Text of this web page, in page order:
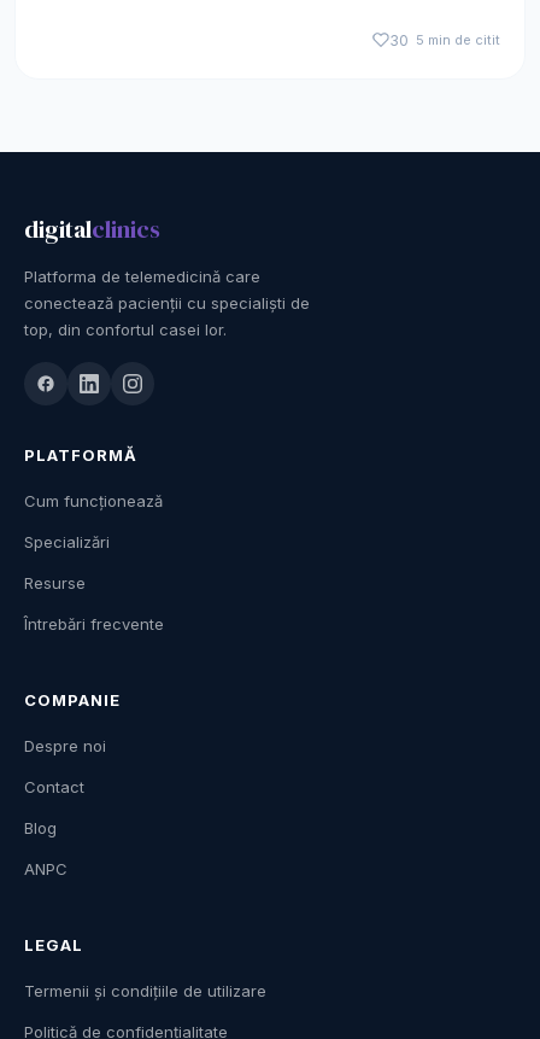
30 5 min de citit
digitalclinics
Platforma de telemedicină care
conectează pacienții cu specialiști de
top, din confortul casei lor.
PLATFORMĂ
Cum funcționează
Specializări
Resurse
Întrebări frecvente
COMPANIE
Despre noi
Contact
Blog
ANPC
LEGAL
Termenii și condițiile de utilizare
Politică de confidențialitate